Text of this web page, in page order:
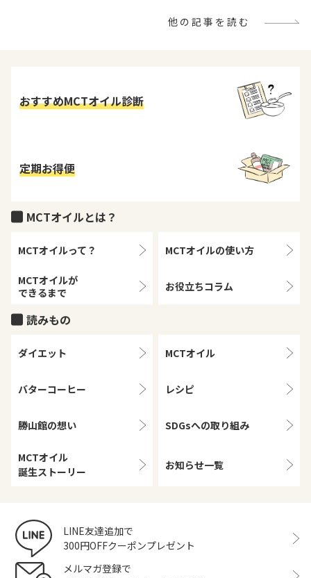
他の記事を読む
おすすめMCTオイル診断
定期お得便
MCTオイルとは？
MCTオイルって？ MCTオイルの使い方
MCTオイルが
できるまで
お役立ちコラム
読みもの
ダイエット MCTオイル
バターコーヒー レシピ
勝山館の想い SDGsへの取り組み
MCTオイル
誕生ストーリー
お知らせ一覧
LINE友達追加で
300円OFFクーポンプレゼント
メルマガ登録で